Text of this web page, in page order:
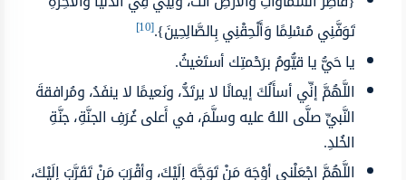
تَوَفَّنِي مُسْلِمًا وَأَلْحِقْنِي بِالصَّالِحِينَ}.[10]
يا حَيُّ يا قيُّومُ برَحْمتِك أستَغيثُ.
اللَّهُمَّ إنِّي أسأَلُكَ إيمانًا لا يرتَدُّ، ونَعيمًا لا ينفَدُ، ومُرافقةَ
النَّبيِّ صلَّى اللهُ عليه وسلَّمَ، في أَعلى غُرَفِ الجنَّةِ، جنَّةِ
الخُلدِ.
اللَّهُمَّ اجْعَلْني أوْجَهَ مَنْ تَوَجَّهَ إلَيْكَ، وأقْرَبَ مَنْ تَقَرَّبَ إِلَيْكَ،